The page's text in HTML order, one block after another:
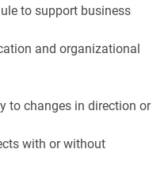
to support business
and organizational
to changes in direction or
with or without